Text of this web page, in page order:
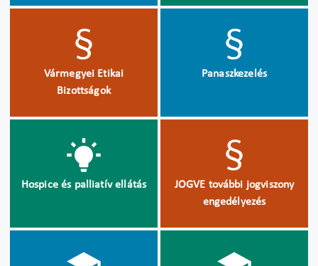
Vármegyei Etikai
Bizottságok
Panaszkezelés
Hospice és palliatív ellátás
JOGVE további jogviszony
engedélyezés